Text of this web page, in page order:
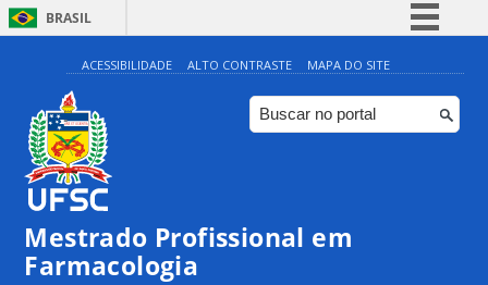
BRASIL
Simplifique!
Comunica BR
Participe
Canais
ACESSIBILIDADE ALTO CONTRASTE MAPA DO SITE
Mestrado Profissional em
Farmacologia